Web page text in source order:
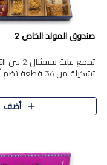
صندوق المولد الخاص 2
تجمع علبة
المولد الشرقية. تحتوي
بالفول، والجزرية بالبن..
أضف